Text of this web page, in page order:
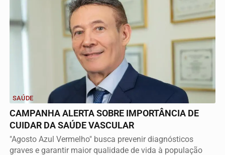
SAÚDE
CAMPANHA ALERTA SOBRE IMPORTÂNCIA DE
CUIDAR DA SAÚDE VASCULAR
"Agosto Azul Vermelho" busca prevenir diagnósticos
graves e garantir maior qualidade de vida à população